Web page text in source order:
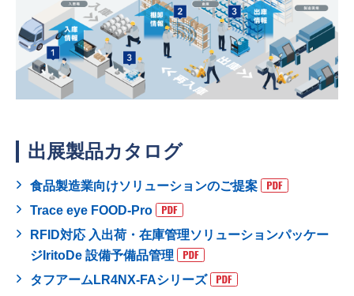
出展製品カタログ
食品製造業向けソリューションのご提案
Trace eye FOOD-Pro
RFID対応 入出荷・在庫管理ソリューションパッケー
ジIritoDe 設備予備品管理
タフアームLR4NX-FAシリーズ